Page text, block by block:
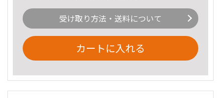
受け取り方法・送料について
カートに入れる